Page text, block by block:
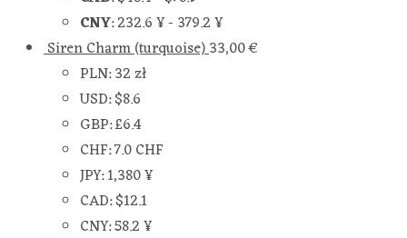
CNY:232.6 ¥- 379.2 ¥
Siren Charm (turquoise)33,00€
PLN:32 zł
USD:$8.6
GBP:£6.4
CHF:7.0 CHF
JPY:1,380 ¥
CAD:$12.1
CNY:58.2 ¥